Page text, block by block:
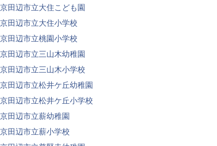
京田辺市立大住こども園
京田辺市立大住小学校
京田辺市立桃園小学校
京田辺市立三山木幼稚園
京田辺市立三山木小学校
京田辺市立松井ケ丘幼稚園
京田辺市立松井ケ丘小学校
京田辺市立薪幼稚園
京田辺市立薪小学校